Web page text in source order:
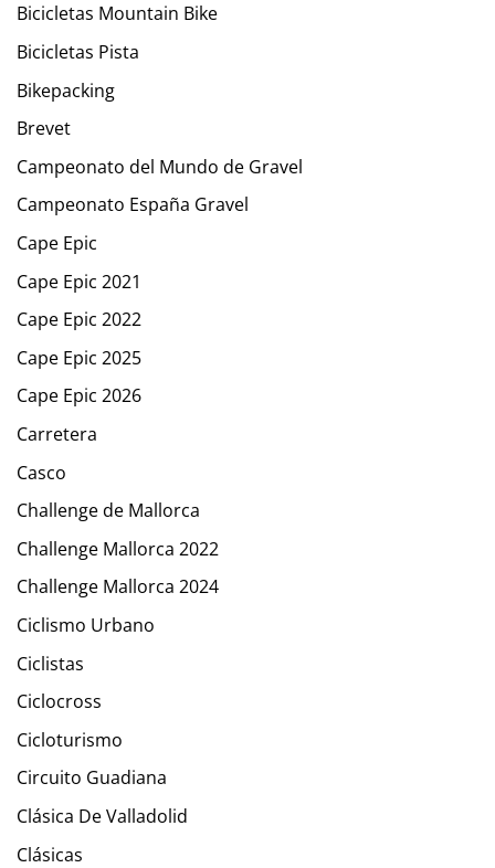
Bicicletas Mountain Bike
Bicicletas Pista
Bikepacking
Brevet
Campeonato del Mundo de Gravel
Campeonato España Gravel
Cape Epic
Cape Epic 2021
Cape Epic 2022
Cape Epic 2025
Cape Epic 2026
Carretera
Casco
Challenge de Mallorca
Challenge Mallorca 2022
Challenge Mallorca 2024
Ciclismo Urbano
Ciclistas
Ciclocross
Cicloturismo
Circuito Guadiana
Clásica De Valladolid
Clásicas